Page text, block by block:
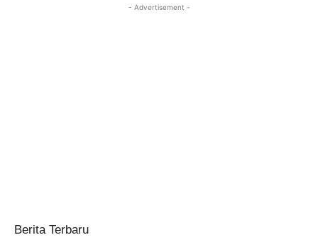
- Advertisement -
Berita Terbaru